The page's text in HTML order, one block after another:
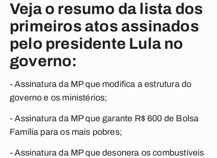
Veja o resumo da lista dos
primeiros atos assinados
pelo presidente Lula no
governo:
- Assinatura da MP que modifica a estrutura do
governo e os ministérios;
- Assinatura da MP que garante R$ 600 de Bolsa
Família para os mais pobres;
- Assinatura da MP que desonera os combustíveis